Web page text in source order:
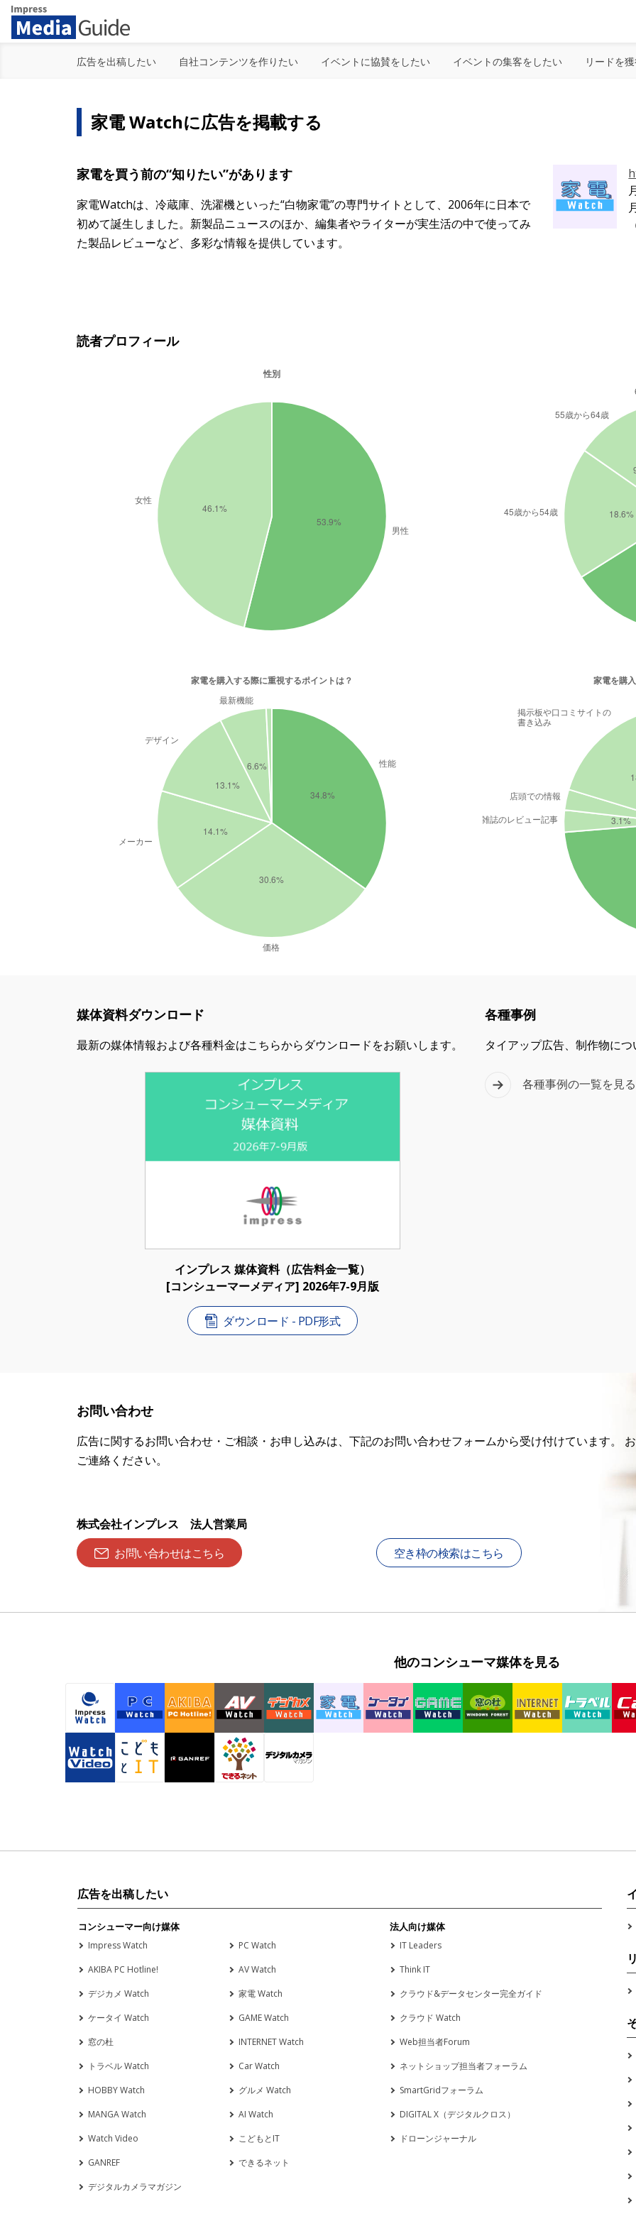
広告を出稿したい 自社コンテンツを作りたい イベントに協賛をしたい イベントの集客をしたい リードを
家電 Watchに広告を掲載する
家電を買う前の“知りたい”があります
家電Watchは、冷蔵庫、洗濯機といった“白物家電”の専門サイトとして、2006年に日本で
初めて誕生しました。新製品ニュースのほか、編集者やライターが実生活の中で使ってみ
た製品レビューなど、多彩な情報を提供しています。
読者プロフィール
媒体資料ダウンロード
最新の媒体情報および各種料金はこちらからダウンロードをお願いします。
インプレス 媒体資料（広告料金一覧）
[コンシューマーメディア] 2026年7-9月版
ダウンロード - PDF形式
各種事例
タイアップ広告、制作物に
各種事例の一覧を見る
お問い合わせ
広告に関するお問い合わせ・ご相談・お申し込みは、下記のお問い合わせフォームから受け付けています。
ご連絡ください。
株式会社インプレス 法人営業局
お問い合わせはこちら
空き枠の検索はこちら
他のコンシューマ媒体を見る
広告を出稿したい
コンシューマー向け媒体
Impress Watch
PC Watch
AKIBA PC Hotline!
AV Watch
デジカメ Watch
家電 Watch
ケータイ Watch
GAME Watch
窓の杜
INTERNET Watch
トラベル Watch
Car Watch
HOBBY Watch
グルメ Watch
MANGA Watch
AI Watch
Watch Video
こどもとIT
GANREF
できるネット
デジタルカメラマガジン
法人向け媒体
IT Leaders
Think IT
クラウド&データセンター完全ガイド
クラウド Watch
Web担当者Forum
ネットショップ担当者フォーラム
SmartGridフォーラム
DIGITAL X（デジタルクロス）
ドローンジャーナル